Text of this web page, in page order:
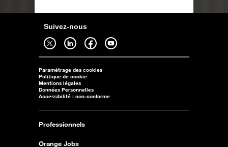
Suivez-nous
Suivez-nous sur twitter - ouverture dans un nouvel onglet Suivez-nous sur linkedin - ouverture dans un nouvel onglet Suivez-nous sur facebook - ouverture dans un nouvel onglet Suivez-nous sur youtube - ouverture dans un nouvel onglet
Paramétrage des cookies
Politique de cookie
Mentions légales
Données Personnelles
Accessibilité : non-conforme
Professionnels
Orange Jobs